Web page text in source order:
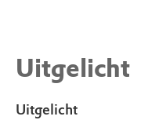
Haven
vanuit de
Centrum in
Uitgelicht
Uitgelicht